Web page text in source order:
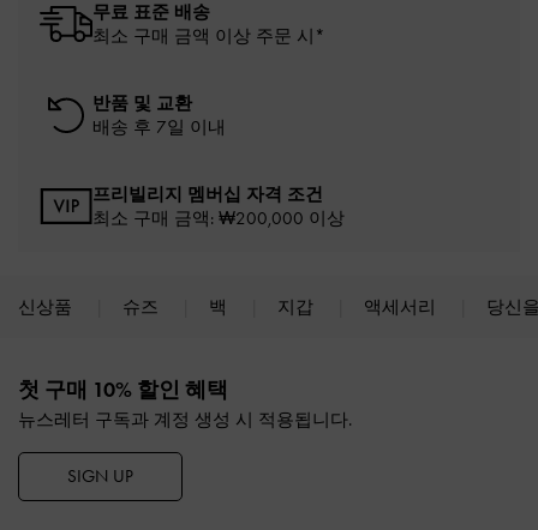
무료 표준 배송
최소 구매 금액 이상 주문 시*
반품 및 교환
배송 후 7일 이내
프리빌리지 멤버십 자격 조건
최소 구매 금액: ₩200,000 이상
신상품 슈즈 백 지갑 액세서리 당신
첫 구매 10% 할인 혜택
뉴스레터 구독과 계정 생성 시 적용됩니다.
SIGN UP